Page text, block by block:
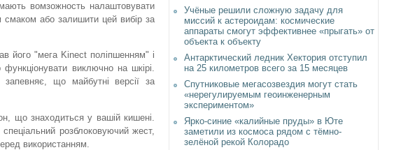
вомзожность налаштовувати
смаком або залишити цей вибір за
його "мега Kinect поліпшенням" і
виключно на шкірі.
що майбутні версії за
що знаходиться у вашій кишені.
розблоковуючий жест,
використанням.
Учёные решили сложную задачу для
миссий к астероидам: космические
аппараты смогут эффективнее «прыгать» от
объекта к объекту
Антарктический ледник Хектория отступил
на 25 километров всего за 15 месяцев
Спутниковые мегасозвездия могут стать
«нерегулируемым геоинженерным
экспериментом»
Ярко-синие «калийные пруды» в Юте
заметили из космоса рядом с тёмно-
зелёной рекой Колорадо